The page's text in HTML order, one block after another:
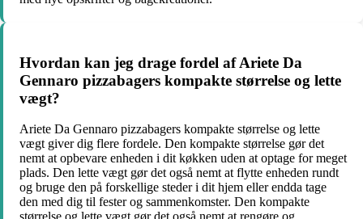
Hvordan kan jeg drage fordel af Ariete Da
Gennaro pizzabagers kompakte størrelse og lette
vægt?
Ariete Da Gennaro pizzabagers kompakte størrelse og lette
vægt giver dig flere fordele. Den kompakte størrelse gør det
nemt at opbevare enheden i dit køkken uden at optage for meget
plads. Den lette vægt gør det også nemt at flytte enheden rundt
og bruge den på forskellige steder i dit hjem eller endda tage
den med dig til fester og sammenkomster. Den kompakte